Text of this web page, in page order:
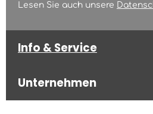
Lesen Sie auch unsere
Info & Service
Unternehmen